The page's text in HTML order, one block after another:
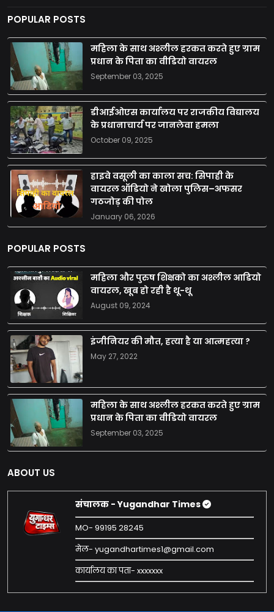
POPULAR POSTS
महिला के साथ अश्लील हरकत करते हुए ग्राम
प्रधान के पिता का वीडियो वायरल
September 03, 2025
डीआईओएस कार्यालय पर राजकीय विद्यालय
के प्रधानाचार्य पर जानलेवा हमला
October 09, 2025
हाइवे वसूली का काला सच: सिपाही के
वायरल ऑडियो ने खोला पुलिस–अफसर
गठजोड़ की पोल
January 06, 2026
POPULAR POSTS
महिला और पुरुष शिक्षको का अश्लील आडियो
वायरल, खूब हो रही है थू-थू
August 09, 2024
इंजीनियर की मौत, हत्या है या आत्महत्या ?
May 27, 2022
महिला के साथ अश्लील हरकत करते हुए ग्राम
प्रधान के पिता का वीडियो वायरल
September 03, 2025
ABOUT US
संचालक - Yugandhar Times
MO- 99195 28245
मेल- yugandhartimes1@gmail.com
कार्यालय का पता- xxxxxxx